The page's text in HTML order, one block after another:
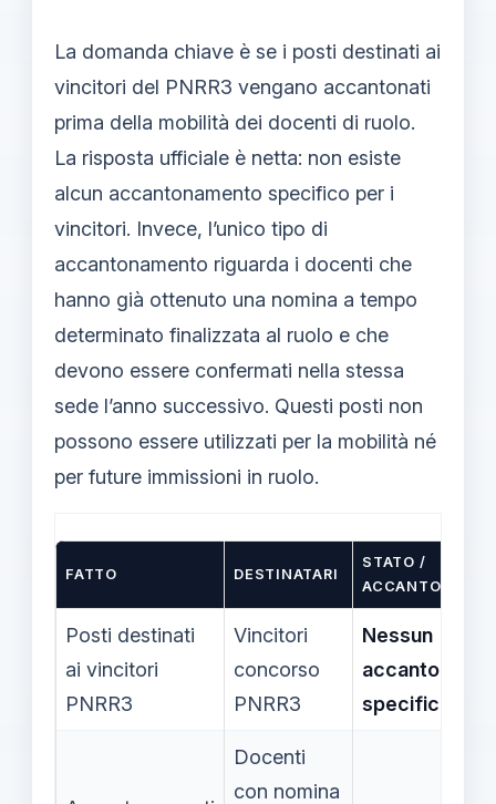
La domanda chiave è se i posti destinati ai
vincitori del PNRR3 vengano accantonati
prima della mobilità dei docenti di ruolo.
La risposta ufficiale è netta: non esiste
alcun accantonamento specifico per i
vincitori. Invece, l’unico tipo di
accantonamento riguarda i docenti che
hanno già ottenuto una nomina a tempo
determinato finalizzata al ruolo e che
devono essere confermati nella stessa
sede l’anno successivo. Questi posti non
possono essere utilizzati per la mobilità né
per future immissioni in ruolo.
FATTO DESTINATARI
STATO /
Posti destinati
ai vincitori
PNRR3
Vincitori
concorso
PNRR3
Nessun
specifico
Docenti
con nomina